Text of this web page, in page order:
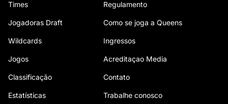
Times
Jogadoras Draft
Wildcards
Jogos
Classificação
Estatísticas
Regulamento
Como se joga a Queens
Ingressos
Acreditaçao Media
Contato
Trabalhe conosco